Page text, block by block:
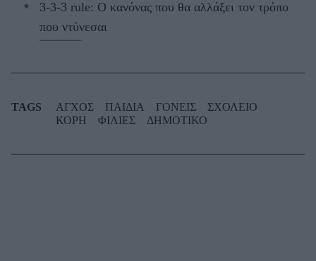
3-3-3 rule: Ο κανόνας που θα αλλάξει τον τρόπο
που ντύνεσαι
TAGS ΑΓΧΟΣ ΠΑΙΔΙΑ ΓΟΝΕΙΣ
ΣΧΟΛΕΙΟ
ΚΟΡΗ
ΦΙΛΙΕΣ ΔΗΜΟΤΙΚΟ